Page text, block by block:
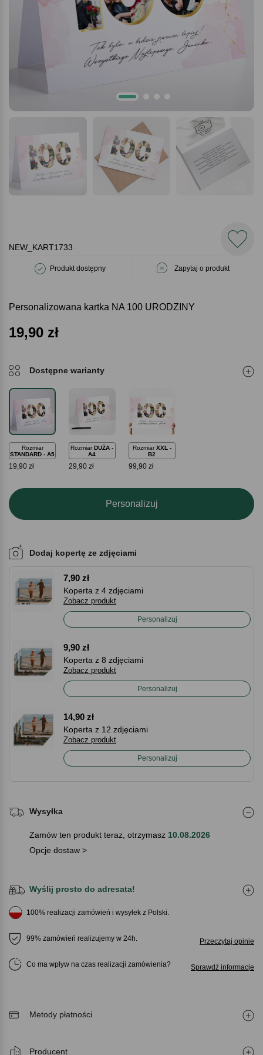
NEW_KART1733
Produkt dostępny Zapytaj o produkt
Personalizowana kartka NA 100 URODZINY
19,90 zł
Dostępne warianty
Rozmiar
STANDARD - A5
19,90 zł
RozmiarDUŻA -
A4
29,90 zł
Rozmiar XXL -
B2
99,90 zł
Personalizuj
Dodaj kopertę ze zdjęciami
7,90 zł
Koperta z 4 zdjęciami
Zobacz produkt
Personalizuj
9,90 zł
Koperta z 8 zdjęciami
Zobacz produkt
Personalizuj
14,90 zł
Koperta z 12 zdjęciami
Zobacz produkt
Personalizuj
Wysyłka
Zamów ten produkt teraz, otrzymasz 10.08.2026
Opcje dostaw >
Wyślij prosto do adresata!
100% realizacji zamówień i wysyłek z Polski.
99% zamówień realizujemy w 24h. Przeczytaj opinie
Co ma wpływ na czas realizacji zamówienia Sprawdź informacje
Metody płatności
Producent